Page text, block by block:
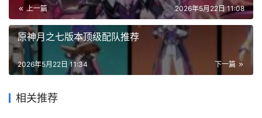
上一篇 2026年5月22日 11:08
原神月之七版本顶级配队推荐
下一篇
2026年5月22日 11:34
相关推荐